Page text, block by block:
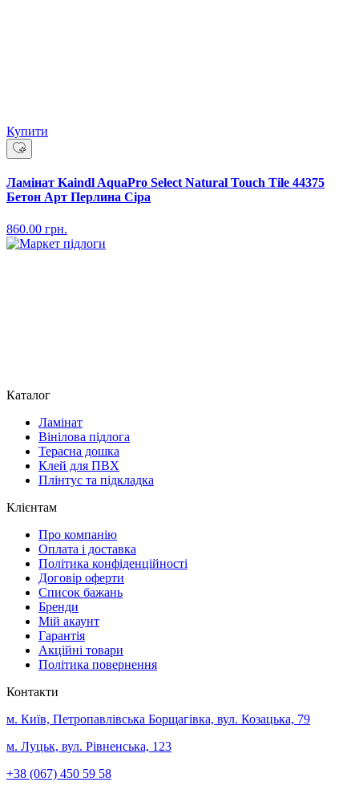
Купити
Ламінат Kaindl AquaPro Select Natural Touch Tile 44375
Бетон Арт Перлина Сіра
860.00 грн.
Каталог
Ламінат
Вінілова підлога
Терасна дошка
Клей для ПВХ
Плінтус та підкладка
Клієнтам
Про компанію
Оплата і доставка
Політика конфіденційності
Договір оферти
Список бажань
Бренди
Мій акаунт
Гарантія
Акційні товари
Політика повернення
Контакти
м. Київ, Петропавлівська Борщагівка, вул. Козацька, 79
м. Луцьк, вул. Рівненська, 123
+38 (067) 450 59 58